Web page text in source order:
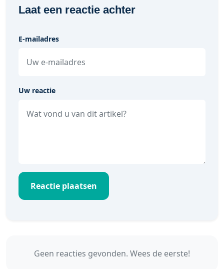
Laat een reactie achter
E-mailadres
Uw reactie
Reactie plaatsen
Geen reacties gevonden. Wees de eerste!